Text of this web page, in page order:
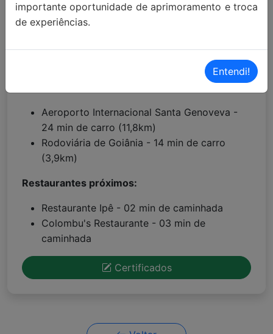
MAIORES INFORMAÇÕES:
Localização Maps:
Aeroporto Internacional Santa Genoveva -
24 min de carro (11,8km)
Rodoviária de Goiânia - 14 min de carro
(3,9km)
Restaurantes próximos:
Restaurante Ipê - 02 min de caminhada
Colombu's Restaurante - 03 min de
caminhada
Certificados
importante oportunidade de aprimoramento e troca
de experiências.
Entendi!